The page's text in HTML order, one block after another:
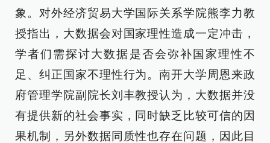
象。对外经济贸易大学国际关系学院熊李力教
授指出，大数据会对国家理性造成一定冲击，
学者们需探讨大数据是否会弥补国家理性不
足、纠正国家不理性行为。南开大学周恩来政
府管理学院副院长刘丰教授认为，大数据并没
有提供新的社会事实，同时缺乏比较可信的因
果机制，另外数据同质性也存在问题，因此目